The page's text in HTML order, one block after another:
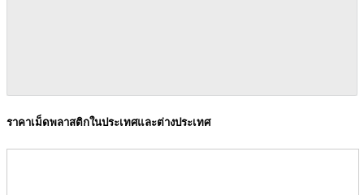
ราคาเม็ดพลาสติกในประเทศและต่างประเทศ